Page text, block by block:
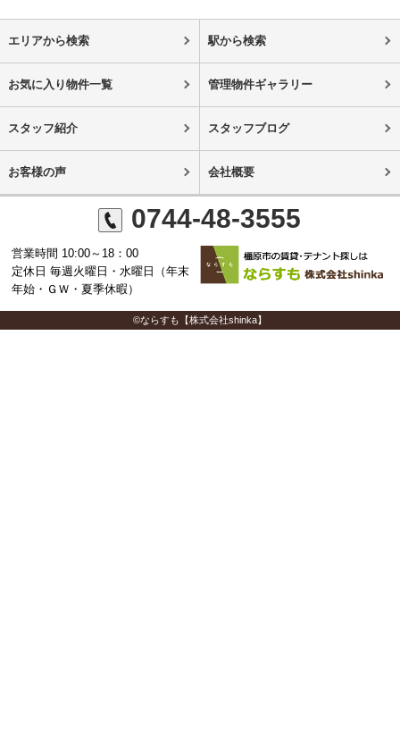
エリアから検索 駅から検索
お気に入り物件一覧 管理物件ギャラリー
スタッフ紹介 スタッフブログ
お客様の声 会社概要
0744-48-3555
営業時間 10:00～18：00
定休日 毎週火曜日・水曜日（年末
年始・ＧＷ・夏季休暇）
©ならすも【株式会社shinka】